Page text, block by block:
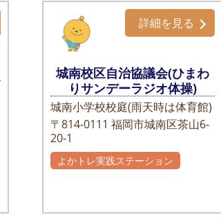
城南校区自治協議会(ひまわ
りサンデーラジオ体操)
城南小学校校庭(雨天時は体育館)
〒814-0111 福岡市城南区茶山6-
20-1
詳細を見る
よかトレ実践ステーション